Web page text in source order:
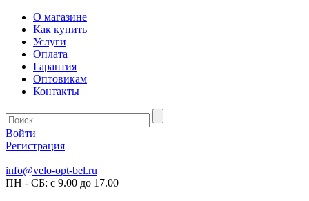
О магазине
Как купить
Услуги
Оплата
Гарантия
Оптовикам
Контакты
Войти
Регистрация
info@velo-opt-bel.ru
ПН - СБ: с 9.00 до 17.00